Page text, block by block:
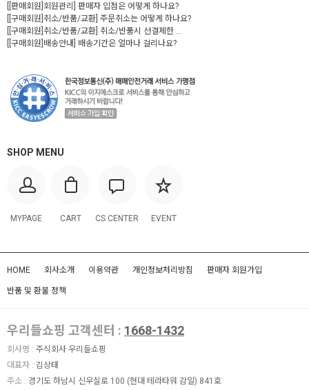
[[판매회원]회원관리] 판매자 입점은 어떻게 하나요?
[[구매회원]취소/반품/교환] 주문취소는 어떻게 하나요?
[[구매회원]취소/반품/교환] 취소/반품시 선결제한 ...
[[구매회원]배송안내] 배송기간은 얼마나 걸리나요?
SHOP MENU
MYPAGE CART CS CENTER EVENT
HOME 회사소개 이용약관 개인정보처리방침 판매자 회원가입
반품 및 환불 정책
우리들쇼핑 고객센터 : 1668-1432
회사명 : 주식회사 우리들쇼핑
대표자 : 김상태
주소 : 경기도 하남시 신우실로 100 (현대 테라타워 감일) 841호